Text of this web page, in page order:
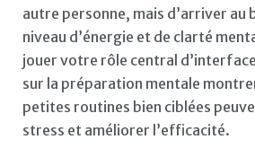
autre personne, mais d’arriver au
niveau d’énergie et de clarté
jouer votre rôle central
sur la préparation mentale
petites routines bien ciblées
stress et améliorer l’efficacité.